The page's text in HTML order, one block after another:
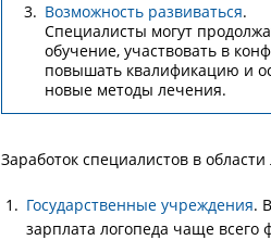
Возможность развиваться.
Специалисты могут
обучение, участвовать в
повышать квалификацию и
новые методы лечения.
Заработок специалистов в
Государственные учреждения.
зарплата логопеда чаще